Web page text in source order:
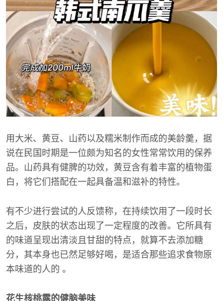
用大米、黄豆、山药以及糯米制作而成的美龄羹，据
说在民国时期是一位颇为知名的女性常常饮用的保养
品。山药具有健脾的功效，黄豆含有着丰富的植物蛋
白，将它们搭配在一起具备温和滋补的特性。
有不少进行尝试的人反馈称，在持续饮用了一段时长
之后，皮肤的状态出现了一定程度的改善。它所具有
的味道呈现出清淡且甘甜的特点，就算不去添加糖
分，其本身也已然足够好喝，是适合那些追求食物原
本味道的人的 。
花生核桃露的健脑美味